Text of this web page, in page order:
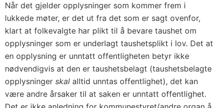
Når det gjelder opplysninger som kommer frem i
lukkede møter, er det ut fra det som er sagt ovenfor,
klart at folkevalgte har plikt til å bevare taushet om
opplysninger som er underlagt taushetsplikt i lov. Det at
en opplysning er unntatt offentligheten betyr ikke
nødvendigvis at den er taushetsbelagt (taushetsbelagte
opplysninger skal alltid unntas offentlighet), det kan
være andre årsaker til at saken er unntatt offentlighet.